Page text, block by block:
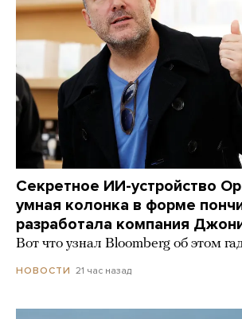
Секретное ИИ-устройство
умная колонка в форме
разработала компания
Вот что узнал Bloomberg об этом
НОВОСТИ 21 час назад